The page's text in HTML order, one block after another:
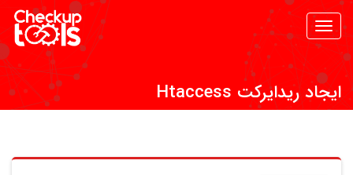
Toggle
navigation
ایجاد ریدایرکت Htaccess